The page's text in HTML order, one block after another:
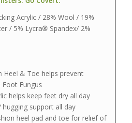
Acrylic / 28% Wool / 19%
/ 5% Lycra® Spandex/ 2%
Heel & Toe helps prevent
Fungus
helps keep feet dry all day
hugging support all day
heel pad and toe for relief of